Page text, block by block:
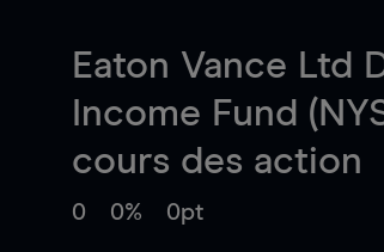
Eaton Vance Ltd
Income Fund
cours des action
0 0% 0pt